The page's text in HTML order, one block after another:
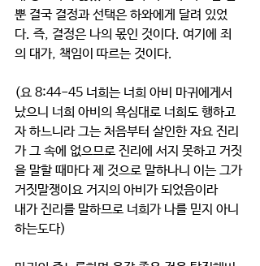
뿐 결국 결정과 선택은 하와에게 달려 있었
다. 즉, 결정은 나의 몫인 것이다. 여기에 죄
의 대가, 책임이 따르는 것이다.
(요 8:44-45 너희는 너희 아비 마귀에게서
났으니 너희 아비의 욕심대로 너희도 행하고
자 하느니라 그는 처음부터 살인한 자요 진리
가 그 속에 없으므로 진리에 서지 못하고 거짓
을 말할 때마다 제 것으로 말하나니 이는 그가
거짓말쟁이요 거지의 아비가 되었음이라
내가 진리를 말하므로 너희가 나를 믿지 아니
하는도다)